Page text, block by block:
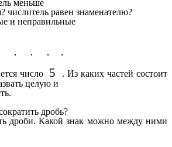
меньше
равен знаменателю?
и неправильные
, , , ,
число 5
. Из каких частей состоит
целую и
дробь?
Какой знак можно между ними